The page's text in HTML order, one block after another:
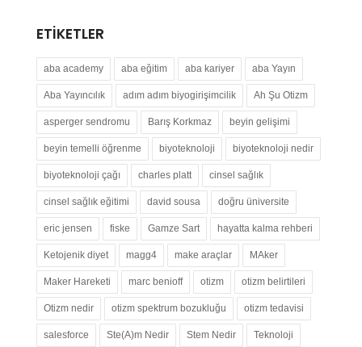
ETIKETLER
aba academy aba eğitim aba kariyer aba Yayın
Aba Yayıncılık adım adım biyogirişimcilik Ah Şu Otizm
asperger sendromu Barış Korkmaz beyin gelişimi
beyin temelli öğrenme biyoteknoloji biyoteknoloji nedir
biyoteknoloji çağı charles platt cinsel sağlık
cinsel sağlık eğitimi david sousa doğru üniversite
eric jensen fiske Gamze Sart hayatta kalma rehberi
Ketojenik diyet magg4 make araçlar MAker
Maker Hareketi marc benioff otizm otizm belirtileri
Otizm nedir otizm spektrum bozukluğu otizm tedavisi
salesforce Ste(A)m Nedir Stem Nedir Teknoloji